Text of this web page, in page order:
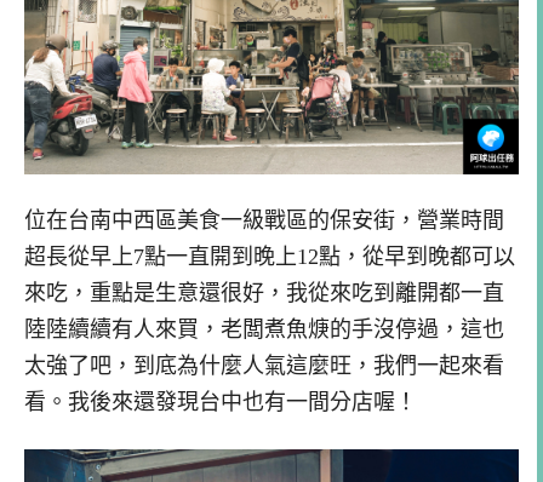
位在台南中西區美食一級戰區的保安街，營業時間
超長從早上7點一直開到晚上12點，從早到晚都可以
來吃，重點是生意還很好，我從來吃到離開都一直
陸陸續續有人來買，老闆煮魚焿的手沒停過，這也
太強了吧，到底為什麼人氣這麼旺，我們一起來看
看。我後來還發現台中也有一間分店喔！